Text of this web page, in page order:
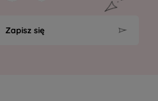
Zapisz się